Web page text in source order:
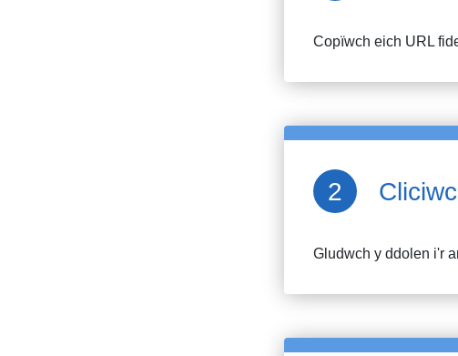
Copïwch eich URL
Gludwch y ddolen i'r